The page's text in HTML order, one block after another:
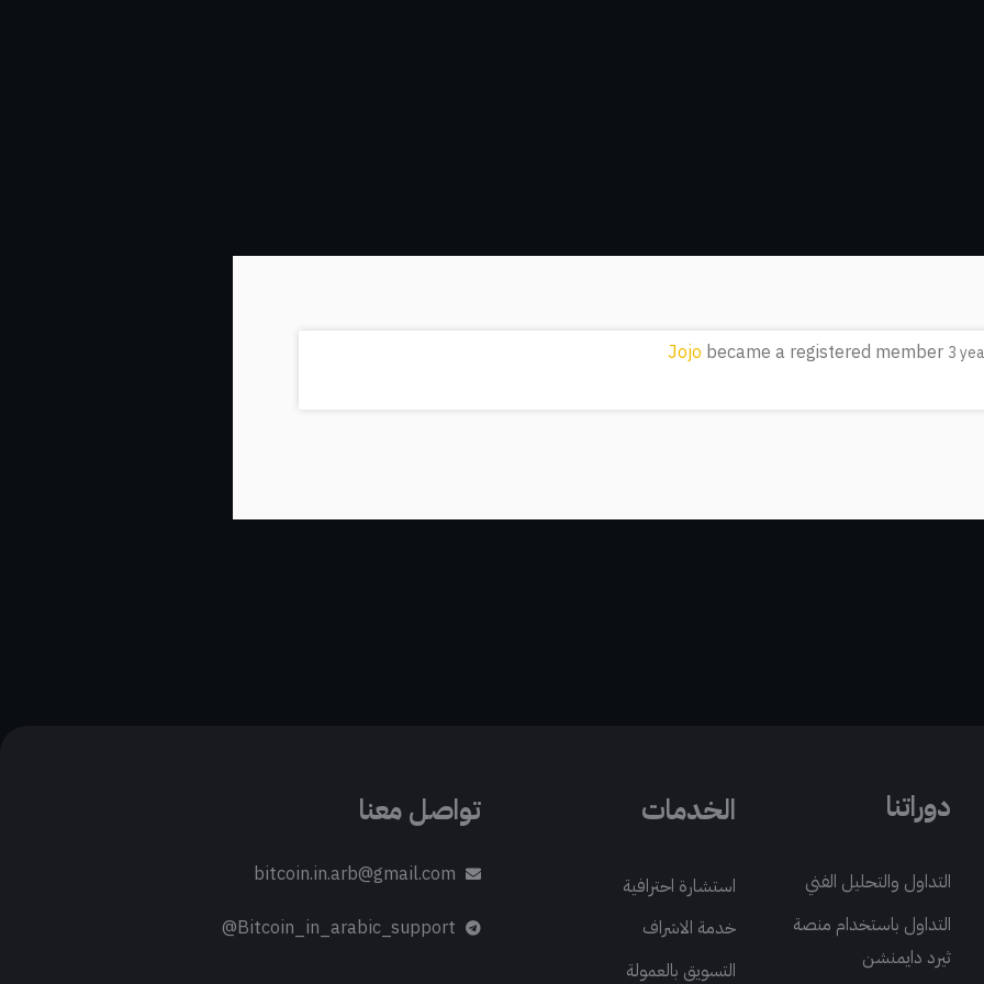
Jojo became a registered member 3
دوراتنا
التداول والتحليل الفني
التداول باستخدام منصة
ثيرد دايمنشن
الخدمات
استشارة احترافية
خدمة الاشراف
التسويق بالعمولة
تواصل معنا
bitcoin.in.arb@gmail.com
Bitcoin_in_arabic_support@